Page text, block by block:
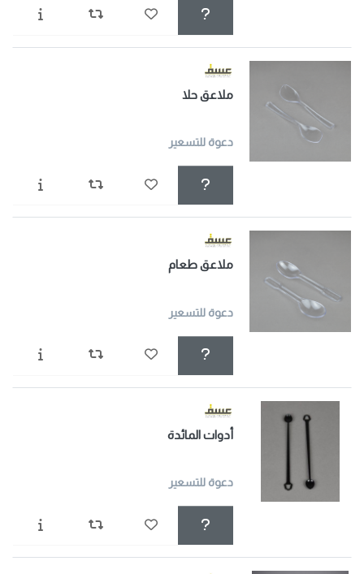
ملاعق حلا
دعوة للتسعير
ملاعق طعام
دعوة للتسعير
أدوات المائدة
دعوة للتسعير